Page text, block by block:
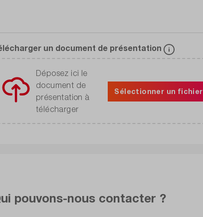
un document de présentation
Déposez ici le
document de
présentation à
télécharger
Sélectionner un fichier
pouvons-nous contacter ?